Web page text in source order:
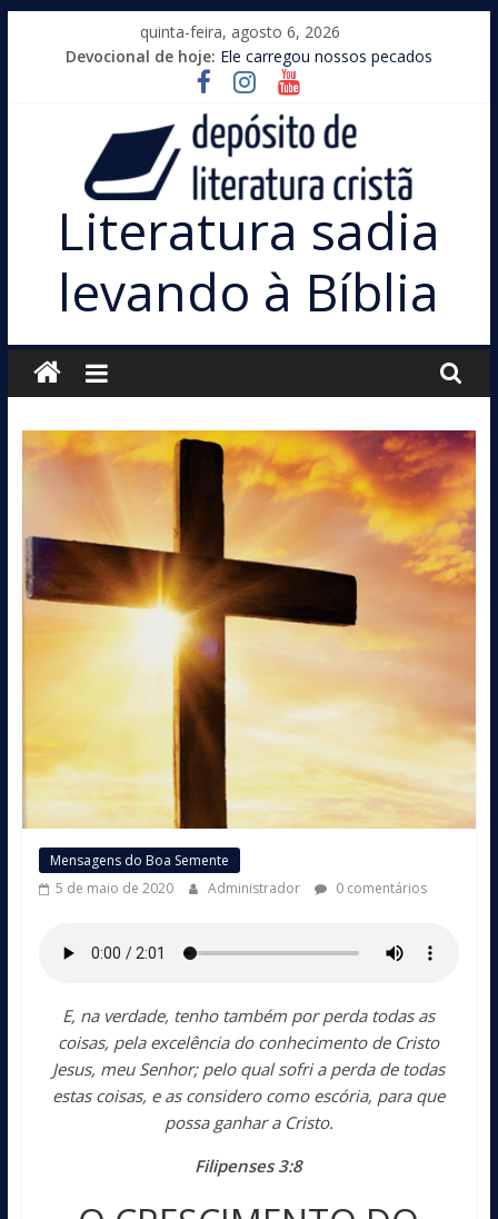
quinta-feira, agosto 6, 2026
Devocional de hoje: Ele carregou nossos pecados
Literatura sadia
levando à Bíblia
Mensagens do Boa Semente
5 de maio de 2020
Administrador 0 comentários
E, na verdade, tenho também por perda todas as
coisas, pela excelência do conhecimento de Cristo
Jesus, meu Senhor; pelo qual sofri a perda de todas
estas coisas, e as considero como escória, para que
possa ganhar a Cristo.
Filipenses 3:8